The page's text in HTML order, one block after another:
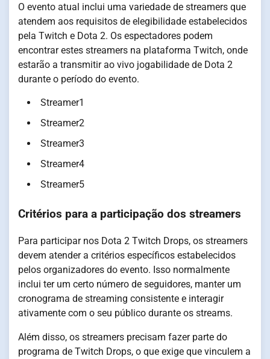
O evento atual inclui uma variedade de streamers que
atendem aos requisitos de elegibilidade estabelecidos
pela Twitch e Dota 2. Os espectadores podem
encontrar estes streamers na plataforma Twitch, onde
estarão a transmitir ao vivo jogabilidade de Dota 2
durante o período do evento.
Streamer1
Streamer2
Streamer3
Streamer4
Streamer5
Critérios para a participação dos streamers
Para participar nos Dota 2 Twitch Drops, os streamers
devem atender a critérios específicos estabelecidos
pelos organizadores do evento. Isso normalmente
inclui ter um certo número de seguidores, manter um
cronograma de streaming consistente e interagir
ativamente com o seu público durante os streams.
Além disso, os streamers precisam fazer parte do
programa de Twitch Drops, o que exige que vinculem a